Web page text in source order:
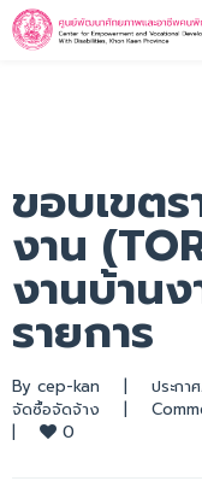
ขอบเขต
งาน
งานบ้าน
รายการ
By cep-kan | ประก
จัดซื้อจัดจ้าง
|
|
0